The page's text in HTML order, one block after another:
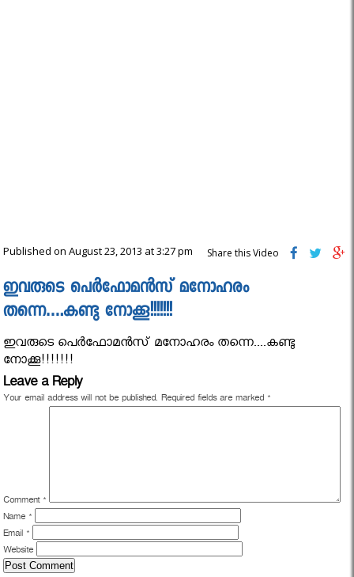
Published on August 23, 2013 at 3:27 pm Share this Video
ഇവരുടെ പെർഫോമൻസ് മനോഹരം
തന്നെ….കണ്ടു നോക്കൂ!!!!!!!
ഇവരുടെ പെർഫോമൻസ് മനോഹരം തന്നെ....കണ്ടു
നോക്കൂ!!!!!!!
Leave a Reply
Your email address will not be published. Required fields are marked *
Comment *
Name *
Email *
Website